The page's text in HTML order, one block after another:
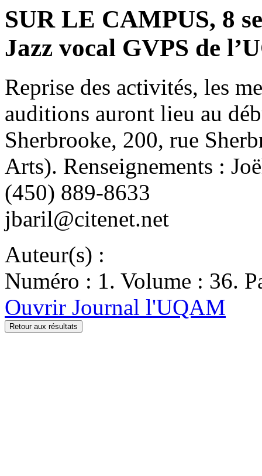
SUR LE CAMPUS, 8
Jazz vocal GVPS de
Reprise des activités, les
auditions auront lieu au
Sherbrooke, 200, rue
Arts). Renseignements :
(450) 889-8633
jbaril@citenet.net
Auteur(s) :
Numéro : 1. Volume : 36.
Ouvrir Journal l'UQAM
Retour aux résultats